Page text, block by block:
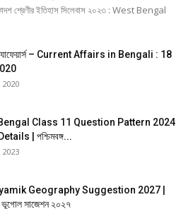
ইতিহাস সিলেবাস ২০২৩ : West Bengal
অ্যাফেয়ার্স – Current Affairs in Bengali : 18
2020
Class 11 Question Pattern 2024
| পশ্চিমবঙ্গ...
2023
Geography Suggestion 2027 |
ভূগোল সাজেশন ২০২৭